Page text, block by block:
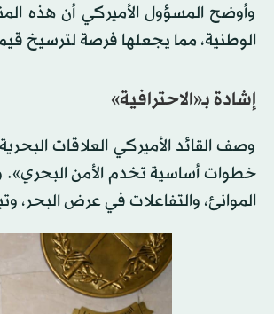
وأوضح المسؤول الأميركي أن هذه
الوطنية، مما يجعلها فرصة لترسيخ قيم
إشادة بـ«الاحترافية»
وصف القائد الأميركي العلاقات
خطوات أساسية تخدم الأمن
الموانئ، والتفاعلات في عرض البحر،